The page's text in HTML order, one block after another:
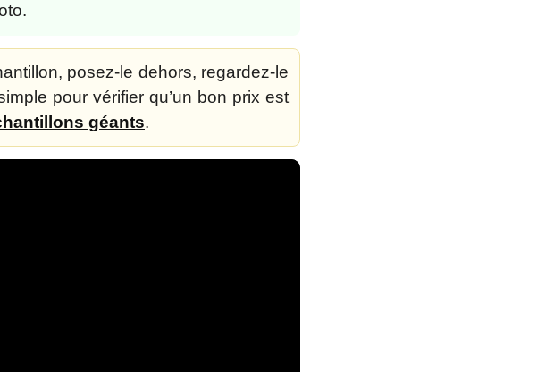
posez-le dehors, regardez-le
pour vérifier qu’un bon prix est
géants.